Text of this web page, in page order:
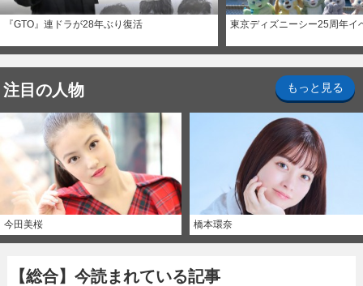
『GTO』連ドラが28年ぶり復活 東京ディズニーシー25周年イ
注目の人物 もっと見る
今田美桜 橋本環奈
【総合】今読まれている記事